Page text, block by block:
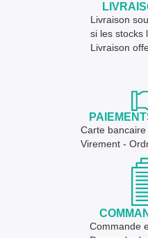
Livraison
si les stocks
Livraison
Carte
Virement -
Commande